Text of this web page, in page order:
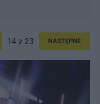
14 z 23 NASTĘPNE